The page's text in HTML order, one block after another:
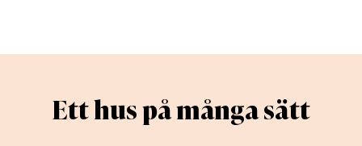
Ett hus på många sätt